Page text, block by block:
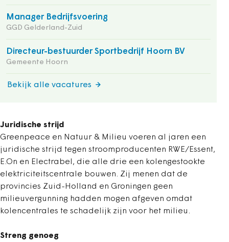
Manager Bedrijfsvoering
GGD Gelderland-Zuid
Directeur-bestuurder Sportbedrijf Hoorn BV
Gemeente Hoorn
Bekijk alle vacatures
Juridische strijd
Greenpeace en Natuur & Milieu voeren al jaren een
juridische strijd tegen stroomproducenten RWE/Essent,
E.On en Electrabel, die alle drie een kolengestookte
elektriciteitscentrale bouwen. Zij menen dat de
provincies Zuid-Holland en Groningen geen
milieuvergunning hadden mogen afgeven omdat
kolencentrales te schadelijk zijn voor het milieu.
Streng genoeg